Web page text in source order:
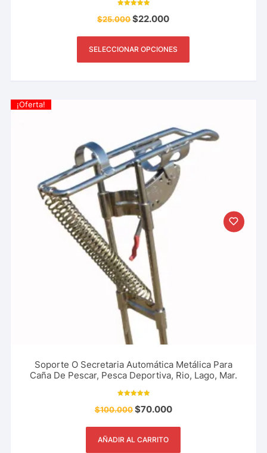
5.00
de 5
$25.000$22.000
SELECCIONAR OPCIONES
¡Oferta!
Soporte O Secretaria Automática Metálica Para
Caña De Pescar, Pesca Deportiva, Rio, Lago, Mar.
10.00
de 5
$100.000$70.000
AÑADIR AL CARRITO